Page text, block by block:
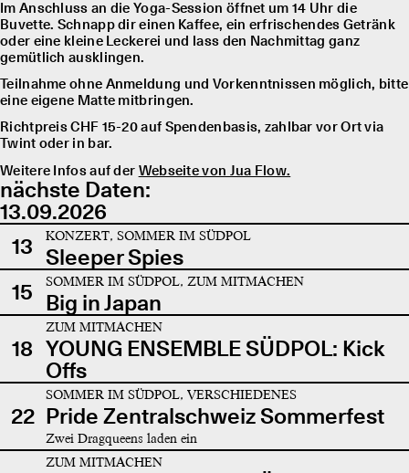
Im Anschluss an die Yoga-Session öffnet um 14 Uhr die
Buvette. Schnapp dir einen Kaffee, ein erfrischendes Getränk
oder eine kleine Leckerei und lass den Nachmittag ganz
gemütlich ausklingen.
Teilnahme ohne Anmeldung und Vorkenntnissen möglich, bitte
eine eigene Matte mitbringen.
Richtpreis CHF 15-20 auf Spendenbasis, zahlbar vor Ort via
Twint oder in bar.
Weitere Infos auf der Webseite von Jua Flow.
nächste Daten:
13.09.2026
13
KONZERT, SOMMER IM SÜDPOL
Sleeper Spies
15
SOMMER IM SÜDPOL, ZUM MITMACHEN
Big in Japan
18
ZUM MITMACHEN
YOUNG ENSEMBLE SÜDPOL: Kick
Offs
22
SOMMER IM SÜDPOL, VERSCHIEDENES
Pride Zentralschweiz Sommerfest
Zwei Dragqueens laden ein
ZUM MITMACHEN